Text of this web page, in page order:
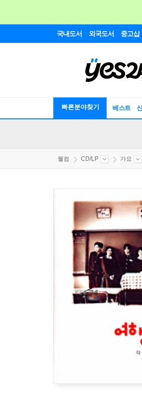
국내도서 외국도서 중고샵
빠른분야찾기 베스트
웰컴 CD/LP 가요